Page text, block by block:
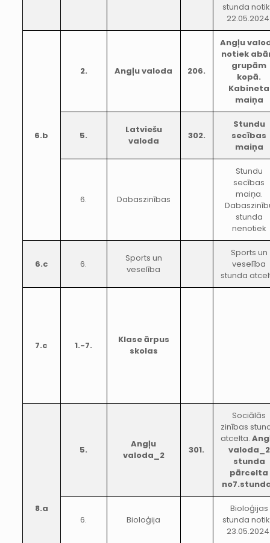
stunda
6.b
2. Angļu valoda 206.
Angļu
notiek
grupām
kopā.
Kabineta
maiņa
5.
Latviešu
valoda
302.
Stundu
secības
maiņa
6. Dabaszinības
Stundu
secības
maiņa.
stunda
nenotiek
6.c 6.
Sports un
veselība
Sports un
veselība
stunda
7.c 1.-7.
Klase ārpus
skolas
8.a
5.
Angļu
valoda_2
301.
Sociālās
zinības
atcelta.
valoda_2
stunda
pārcelta
6. Bioloģija
Bioloģijas
stunda